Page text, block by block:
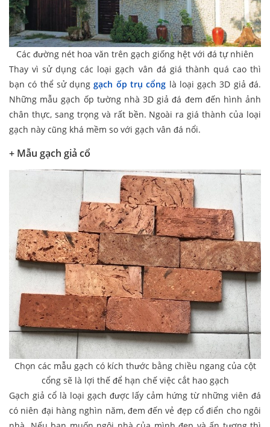
Các đường nét hoa văn trên gạch giống hệt với đá tự nhiên
Thay vì sử dụng các loại gạch vân đá giá thành quá cao thì
bạn có thể sử dụnggạch ốp trụ cổng là loại gạch 3D giả đá.
Những mẫu gạch ốp tường nhà 3D giả đá đem đến hình ảnh
chân thực, sang trọng và rất bền. Ngoài ra giá thành của loại
gạch này cũng khá mềm so với gạch vân đá nổi.
+ Mẫu gạch giả cổ
Chọn các mẫu gạch có kích thước bằng chiều ngang của cột
cổng sẽ là lợi thế để hạn chế việc cắt hao gạch
Gạch giả cổ là loại gạch được lấy cảm hứng từ những viên đá
có niên đại hàng nghìn năm, đem đến vẻ đẹp cổ điển cho ngôi